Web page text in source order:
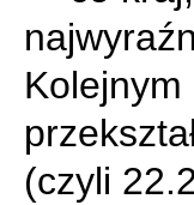
Kolejnym
(czyli